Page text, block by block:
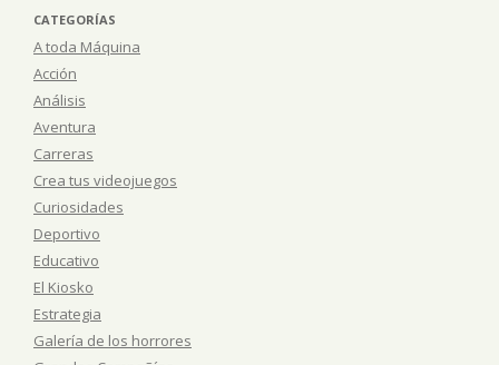
CATEGORÍAS
A toda Máquina
Acción
Análisis
Aventura
Carreras
Crea tus videojuegos
Curiosidades
Deportivo
Educativo
El Kiosko
Estrategia
Galería de los horrores